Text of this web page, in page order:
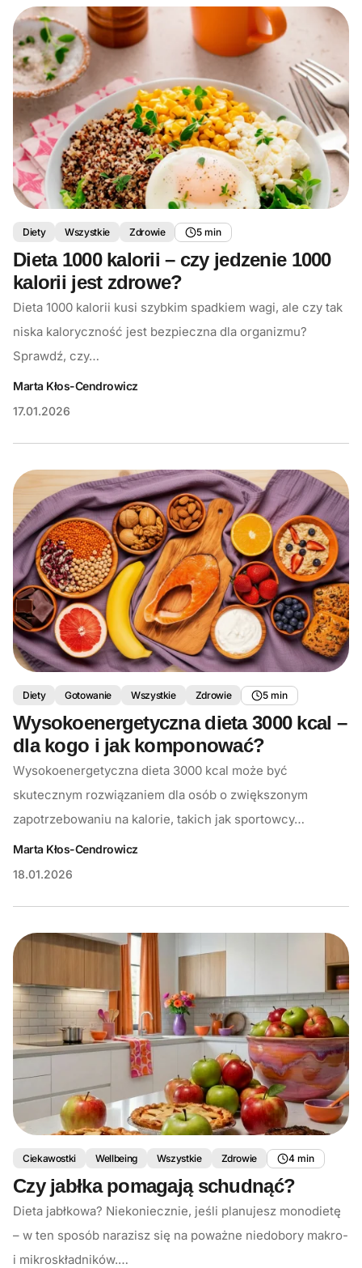
Diety Wszystkie Zdrowie 5 min
Dieta 1000 kalorii – czy jedzenie 1000
kalorii jest zdrowe?
Dieta 1000 kalorii kusi szybkim spadkiem wagi, ale czy tak
niska kaloryczność jest bezpieczna dla organizmu?
Sprawdź, czy…
Marta Kłos-Cendrowicz
17.01.2026
Diety Gotowanie Wszystkie Zdrowie 5 min
Wysokoenergetyczna dieta 3000 kcal –
dla kogo i jak komponować?
Wysokoenergetyczna dieta 3000 kcal może być
skutecznym rozwiązaniem dla osób o zwiększonym
zapotrzebowaniu na kalorie, takich jak sportowcy…
Marta Kłos-Cendrowicz
18.01.2026
Ciekawostki Wellbeing Wszystkie Zdrowie 4 min
Czy jabłka pomagają schudnąć?
Dieta jabłkowa? Niekoniecznie, jeśli planujesz monodietę
– w ten sposób narazisz się na poważne niedobory makro-
i mikroskładników.…